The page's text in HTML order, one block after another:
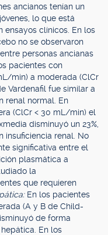
ancianos tenían un
lo que está
ensayos clínicos. En los
no se observaron
personas ancianas
pacientes con
min) a moderada (ClCr
Vardenafil fue similar a
renal normal. En
(ClCr < 30 mL/min) el
disminuyó un 23%,
insuficiencia renal. No
significativa entre el
plasmática a
la
que requieren
En los pacientes
(A y B de Child-
de forma
En los